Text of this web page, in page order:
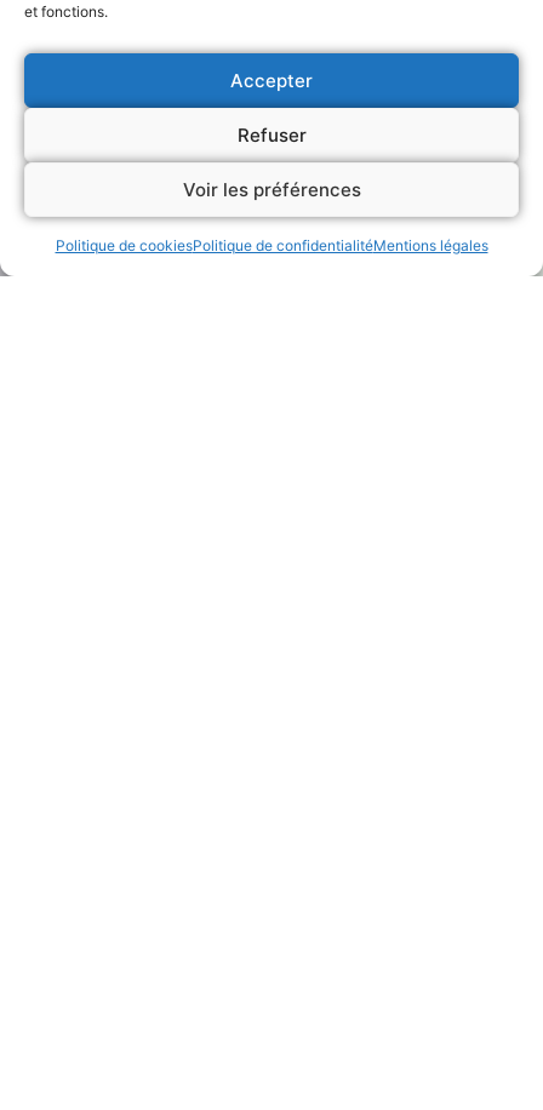
et fonctions.
Accepter
Refuser
Voir les préférences
Politique de cookiesPolitique de confidentialitéMentions légales